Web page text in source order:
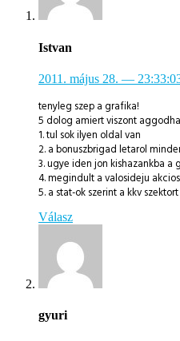
Istvan
2011. május 28. —
tenyleg szep a grafika!
5 dolog amiert viszont
1. tul sok ilyen oldal van
2. a bonuszbrigad letarol
3. ugye iden jon kishazankba
4. megindult a valosideju
5. a stat-ok szerint a kkv
Válasz
gyuri